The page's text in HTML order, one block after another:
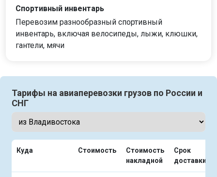
Спортивный инвентарь
Перевозим разнообразный спортивный
инвентарь, включая велосипеды, лыжи, клюшки,
гантели, мячи
Тарифы на авиаперевозки грузов по России и
СНГ
Куда Стоимость
Стоимость
накладной
Срок
доставки